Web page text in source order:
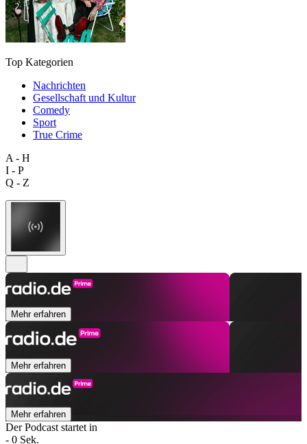
Top Kategorien
Nachrichten
Gesellschaft und Kultur
Comedy
Sport
True Crime
A - H
I - P
Q - Z
Mehr erfahren
Mehr erfahren
Mehr erfahren
Der Podcast startet in
- 0 Sek.